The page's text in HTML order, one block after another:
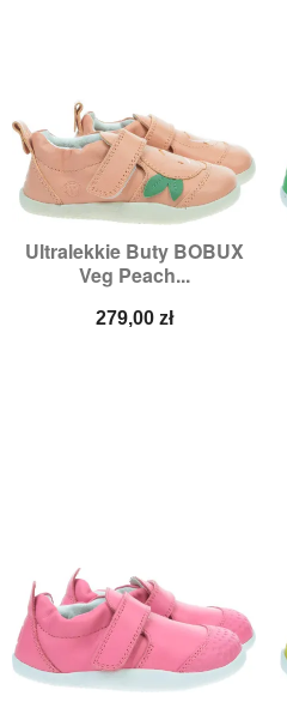
Ultralekkie Buty BOBUX
Veg Peach...
Cena
279,00 zł